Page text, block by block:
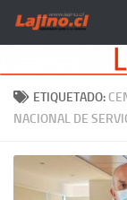
Saltar al
ETIQUETADO:
NACIONAL DE